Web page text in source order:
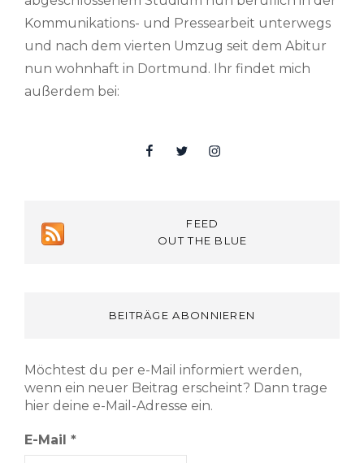
Kommunikations- und Pressearbeit unterwegs
und nach dem vierten Umzug seit dem Abitur
nun wohnhaft in Dortmund. Ihr findet mich
außerdem bei:
FacebookTwitterInsta
FEED
OUT THE BLUE
BEITRÄGE ABONNIEREN
Möchtest du per e-Mail informiert werden,
wenn ein neuer Beitrag erscheint? Dann trage
hier deine e-Mail-Adresse ein.
E-Mail *